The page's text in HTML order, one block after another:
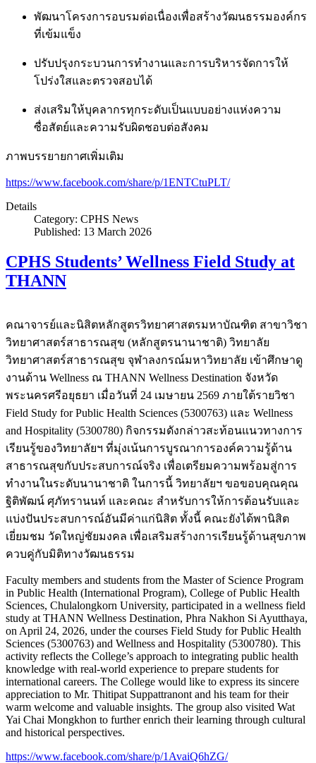
พัฒนาโครงการอบรมต่อเนื่องเพื่อสร้างวัฒนธรรมองค์กร
ที่เข้มแข็ง
ปรับปรุงกระบวนการทำงานและการบริหารจัดการให้
โปร่งใสและตรวจสอบได้
ส่งเสริมให้บุคลากรทุกระดับเป็นแบบอย่างแห่งความ
ซื่อสัตย์และความรับผิดชอบต่อสังคม
ภาพบรรยายกาศเพิ่มเติม
https://www.facebook.com/share/p/1ENTCtuPLT/
Details
Category: CPHS News
Published: 13 March 2026
CPHS Students’ Wellness Field Study at
THANN
คณาจารย์และนิสิตหลักสูตรวิทยาศาสตรมหาบัณฑิต สาขาวิชา
วิทยาศาสตร์สาธารณสุข (หลักสูตรนานาชาติ) วิทยาลัย
วิทยาศาสตร์สาธารณสุข จุฬาลงกรณ์มหาวิทยาลัย เข้าศึกษาดู
งานด้าน Wellness ณ THANN Wellness Destination จังหวัด
พระนครศรีอยุธยา เมื่อวันที่ 24 เมษายน 2569 ภายใต้รายวิชา
Field Study for Public Health Sciences (5300763) และ Wellness
and Hospitality (5300780) กิจกรรมดังกล่าวสะท้อนแนวทางการ
เรียนรู้ของวิทยาลัยฯ ที่มุ่งเน้นการบูรณาการองค์ความรู้ด้าน
สาธารณสุขกับประสบการณ์จริง เพื่อเตรียมความพร้อมสู่การ
ทำงานในระดับนานาชาติ ในการนี้ วิทยาลัยฯ ขอขอบคุณคุณ
ฐิติพัฒน์ ศุภัทรานนท์ และคณะ สำหรับการให้การต้อนรับและ
แบ่งปันประสบการณ์อันมีค่าแก่นิสิต ทั้งนี้ คณะยังได้พานิสิต
เยี่ยมชม วัดใหญ่ชัยมงคล เพื่อเสริมสร้างการเรียนรู้ด้านสุขภาพ
ควบคู่กับมิติทางวัฒนธรรม
Faculty members and students from the Master of Science Program
in Public Health (International Program), College of Public Health
Sciences, Chulalongkorn University, participated in a wellness field
study at THANN Wellness Destination, Phra Nakhon Si Ayutthaya,
on April 24, 2026, under the courses Field Study for Public Health
Sciences (5300763) and Wellness and Hospitality (5300780). This
activity reflects the College’s approach to integrating public health
knowledge with real-world experience to prepare students for
international careers. The College would like to express its sincere
appreciation to Mr. Thitipat Suppattranont and his team for their
warm welcome and valuable insights. The group also visited Wat
Yai Chai Mongkhon to further enrich their learning through cultural
and historical perspectives.
https://www.facebook.com/share/p/1AvaiQ6hZG/